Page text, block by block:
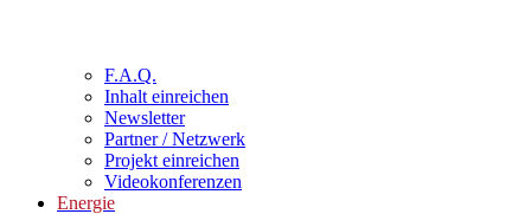
F.A.Q.
Inhalt einreichen
Newsletter
Partner / Netzwerk
Projekt einreichen
Videokonferenzen
Energie